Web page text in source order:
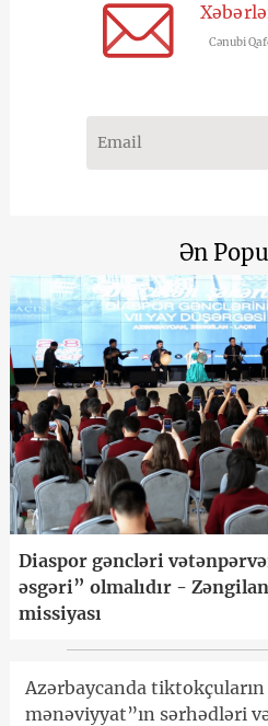
Cənubi
Ən
Diaspor gəncləri
əsgəri” olmalıdır -
missiyası
Azərbaycanda
mənəviyyat”ın sərhədləri